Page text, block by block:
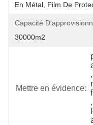
En Métal, Film De
Capacité
30000m2
Mettre en évidence:
,
,